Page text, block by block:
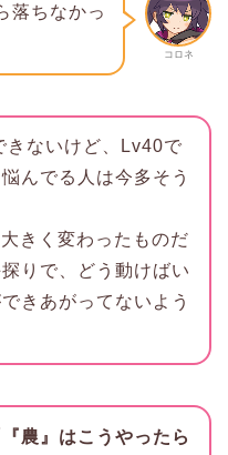
コロネ
落ちなかっ
きないけど、Lv40で
んでる人は今多そう
きく変わったものだ
りで、どう動けばい
きあがってないよう
農』はこうやったら